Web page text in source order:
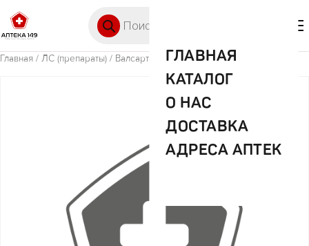
ГЛАВНАЯ
КАТАЛОГ
О НАС
ДОСТАВКА
АДРЕСА АПТЕК
Главная / ЛС (препараты) / Валсартан 80мг №30 таб п/пл/об